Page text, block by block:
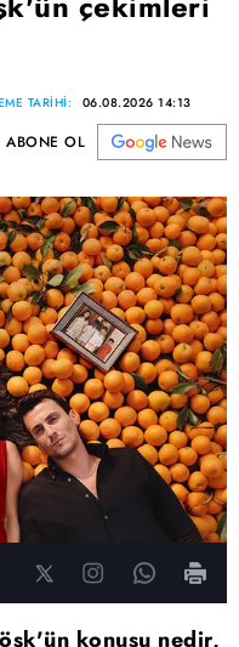
TARİHİ: 06.08.2026 14:13
ABONE OL
konusu nedir,